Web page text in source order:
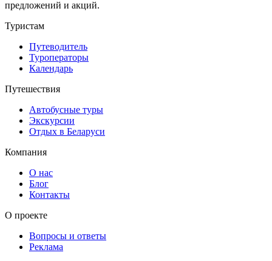
предложений и акций.
Туристам
Путеводитель
Туроператоры
Календарь
Путешествия
Автобусные туры
Экскурсии
Отдых в Беларуси
Компания
О нас
Блог
Контакты
О проекте
Вопросы и ответы
Реклама